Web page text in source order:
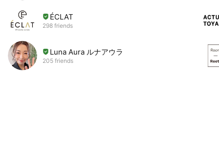
ÉCLAT
298 friends
Luna Aura ルナアウラ
205 friends